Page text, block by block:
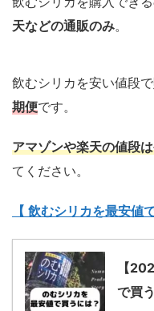
天などの通販のみ。
飲むシリカを安い値段で
期便です。
アマゾンや楽天の値段
てください。
【 飲むシリカを最安値
【
で買